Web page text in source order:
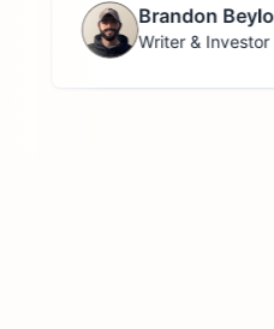
Brandon Beylo
Writer & Investor